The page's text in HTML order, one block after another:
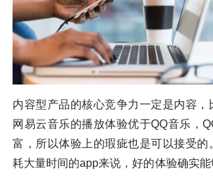
内容型产品的核心竞争力一定是内容，
网易云音乐的播放体验优于QQ音乐，
富，所以体验上的瑕疵也是可以接受的
耗大量时间的app来说，好的体验确实